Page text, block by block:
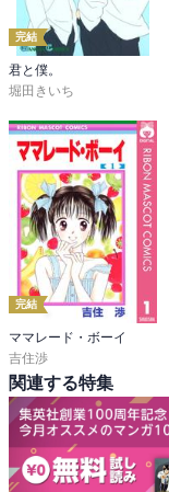
完結
君と僕。
堀田きいち
完結
ママレード・ボーイ
吉住渉
関連する特集